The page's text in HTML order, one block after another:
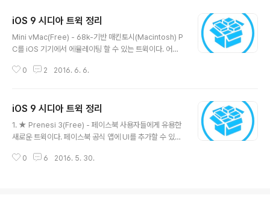
iOS 9 시디아 트윅 정리
Mini vMac(Free) - 68k-기반 매킨토시(Macintosh) P
C를 iOS 기기에서 에뮬레이팅 할 수 있는 트윅이다. 어릴
권한다. Rotary Lock Lite - 패스워드 '콤보 락'을 걸 수
대한 기능적인 측면 보다 꾸미기에 해당된다. 락은 터치ID
면 충분하다. VolumePanel($1.99) - iOS 전체 볼륨이
아닌, 각각의 앱들에 대한 볼륨 레벨을 따로 지정할 수 있
ersonalSpotLight(Free) - 스팟라이트 검색에 원하는
0 2 2016. 6. 6.
iOS 9 시디아 트윅 정리
1. ★ Prenesi 3(Free) - 페이스북 사용자들에게 유용한
새로운 트윅이다. 페이스북 공식 앱에 UI를 추가할 수 있으
든 글들이 그러하지만 이번에도 TB SNS 구독자분들을 기
0 6 2016. 5. 30.